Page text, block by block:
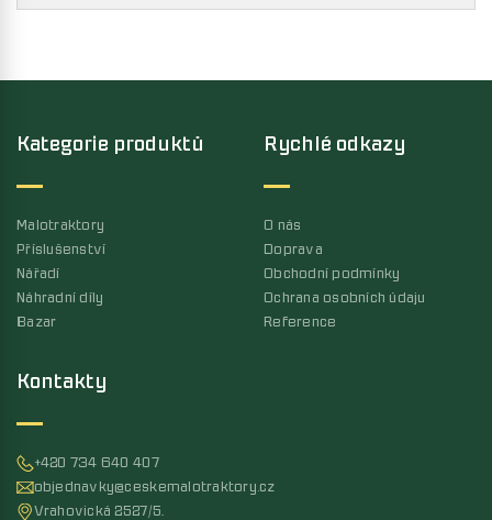
Kontakty
+420 734 640 407
objednavky@ceskemalotraktory.cz
Vrahovická 2527/5,
Kategorie produktů
Malotraktory
Příslušenství
Nářadí
Náhradní díly
Bazar
Rychlé odkazy
O nás
Doprava
Obchodní podmínky
Ochrana osobních údaju
Reference